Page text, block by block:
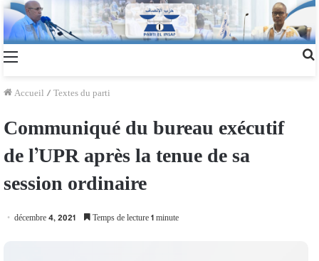
Accueil /Textes du parti
Communiqué du bureau exécutif
de l’UPR après la tenue de sa
session ordinaire
décembre 4, 2021 Temps de lecture 1 minute